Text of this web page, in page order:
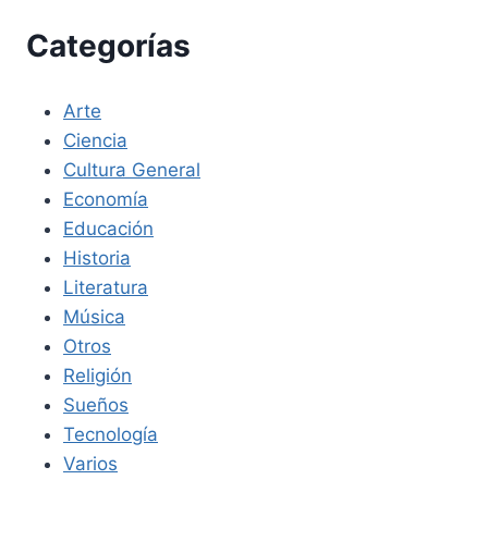
Categorías
Arte
Ciencia
Cultura General
Economía
Educación
Historia
Literatura
Música
Otros
Religión
Sueños
Tecnología
Varios